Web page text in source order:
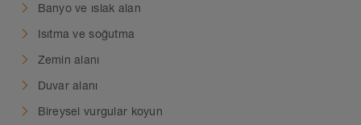
Banyo ve ıslak alan
Isıtma ve soğutma
Zemin alanı
Duvar alanı
Bireysel vurgular koyun